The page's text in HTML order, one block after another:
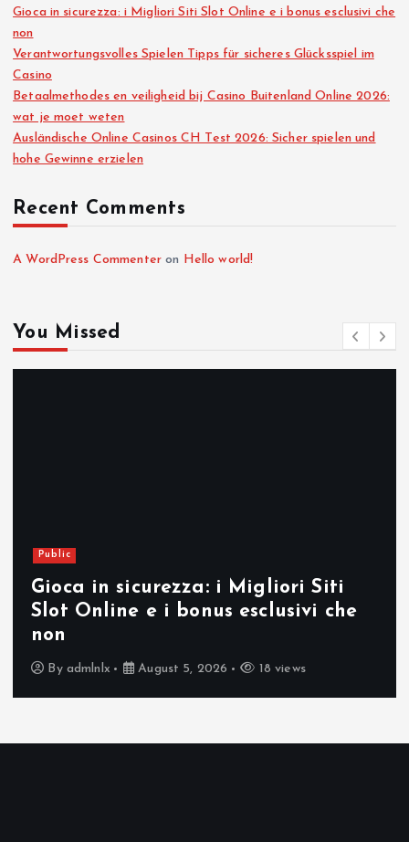
Gioca in sicurezza: i Migliori Siti Slot Online e i bonus esclusivi che
non
Verantwortungsvolles Spielen Tipps für sicheres Glücksspiel im
Casino
Betaalmethodes en veiligheid bij Casino Buitenland Online 2026:
wat je moet weten
Ausländische Online Casinos CH Test 2026: Sicher spielen und
hohe Gewinne erzielen
Recent Comments
A WordPress Commenter on Hello world!
You Missed
Public
Gioca in sicurezza: i Migliori Siti
Slot Online e i bonus esclusivi che
non
By admlnlx August 5, 2026 18 views